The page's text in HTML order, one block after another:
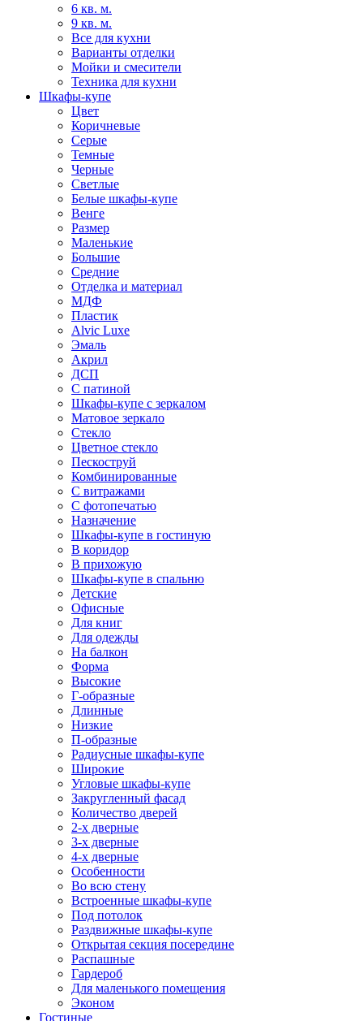
6 кв. м.
9 кв. м.
Все для кухни
Варианты отделки
Мойки и смесители
Техника для кухни
Шкафы-купе
Цвет
Коричневые
Серые
Темные
Черные
Светлые
Белые шкафы-купе
Венге
Размер
Маленькие
Большие
Средние
Отделка и материал
МДФ
Пластик
Alvic Luxe
Эмаль
Акрил
ДСП
С патиной
Шкафы-купе с зеркалом
Матовое зеркало
Стекло
Цветное стекло
Пескоструй
Комбинированные
С витражами
С фотопечатью
Назначение
Шкафы-купе в гостиную
В коридор
В прихожую
Шкафы-купе в спальню
Детские
Офисные
Для книг
Для одежды
На балкон
Форма
Высокие
Г-образные
Длинные
Низкие
П-образные
Радиусные шкафы-купе
Широкие
Угловые шкафы-купе
Закругленный фасад
Количество дверей
2-х дверные
3-х дверные
4-х дверные
Особенности
Во всю стену
Встроенные шкафы-купе
Под потолок
Раздвижные шкафы-купе
Открытая секция посередине
Распашные
Гардероб
Для маленького помещения
Эконом
Гостиные